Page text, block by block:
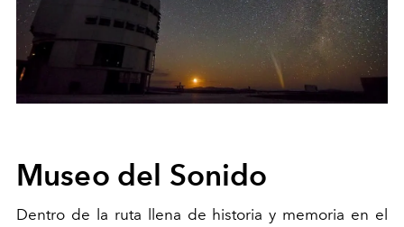
Museo del Sonido
Dentro de la ruta llena de historia y memoria en el